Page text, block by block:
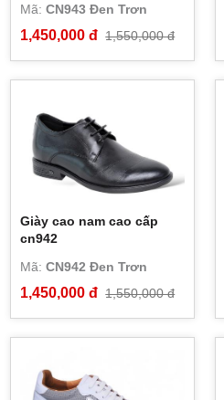
Mã:CN943 Đen Trơn
1,450,000 đ 1,550,000 đ
Giày cao nam cao cấp
cn942
Mã:CN942 Đen Trơn
1,450,000 đ 1,550,000 đ